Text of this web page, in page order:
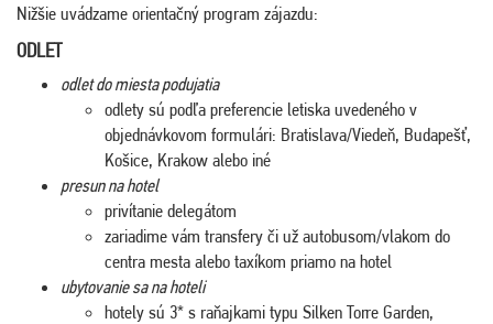
Nižšie uvádzame orientačný program zájazdu:
ODLET
odlet do miesta podujatia
odlety sú podľa preferencie letiska uvedeného v
objednávkovom formulári: Bratislava/Viedeň, Budapešť,
Košice, Krakow alebo iné
presun na hotel
privítanie delegátom
zariadime vám transfery či už autobusom/vlakom do
centra mesta alebo taxíkom priamo na hotel
ubytovanie sa na hoteli
hotely sú 3* s raňajkami typu Silken Torre Garden,